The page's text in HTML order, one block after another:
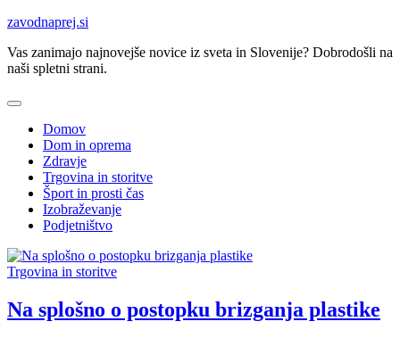
Skip
content
zavodnaprej.si
Vas zanimajo najnovejše novice iz sveta in Slovenije? Dobrodošli na
naši spletni strani.
Domov
Dom in oprema
Zdravje
Trgovina in storitve
Šport in prosti čas
Izobraževanje
Podjetništvo
Trgovina in storitve
Na splošno o postopku brizganja plastike